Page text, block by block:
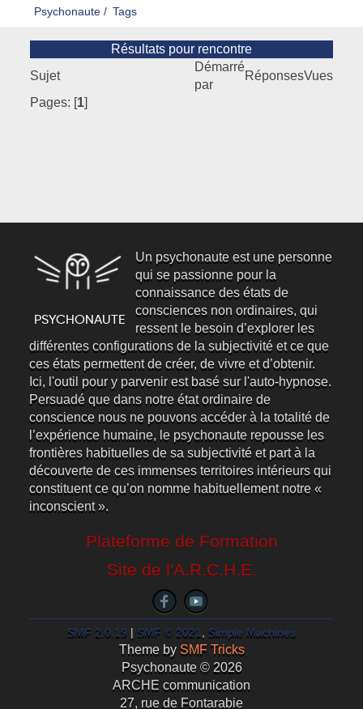
Psychonaute/ Tags
Résultats pour rencontre
Sujet
Démarré
par
RéponsesVues
Pages: [1]
Un psychonaute est une personne
qui se passionne pour la
connaissance des états de
consciences non ordinaires, qui
ressent le besoin d’explorer les
différentes configurations de la subjectivité et ce que
ces états permettent de créer, de vivre et d’obtenir.
Ici, l'outil pour y parvenir est basé sur l'auto-hypnose.
Persuadé que dans notre état ordinaire de
conscience nous ne pouvons accéder à la totalité de
l’expérience humaine, le psychonaute repousse les
frontières habituelles de sa subjectivité et part à la
découverte de ces immenses territoires intérieurs qui
constituent ce qu’on nomme habituellement notre «
inconscient ».
Plateforme de Formation
Site de l'A.R.C.H.E.
SMF 2.0.19 SMF © 2021, Simple Machines
Theme by SMF Tricks
Psychonaute © 2026
ARCHE communication
27, rue de Fontarabie